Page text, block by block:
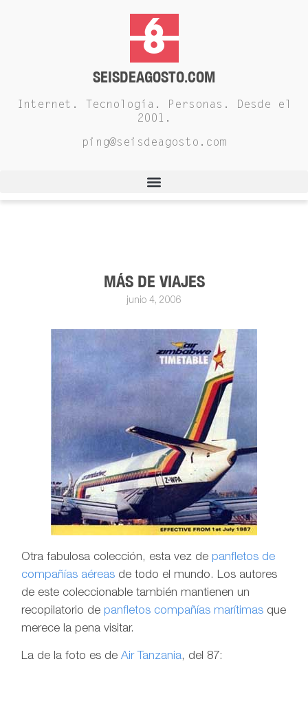
SEISDEAGOSTO.COM
Internet. Tecnología. Personas. Desde el
2001.
ping@seisdeagosto.com
MÁS DE VIAJES
junio 4, 2006
Otra fabulosa colección, esta vez de panfletos de
compañías aéreas de todo el mundo. Los autores
de este coleccionable también mantienen un
recopilatorio de panfletos compañías marí­timas que
merece la pena visitar.
La de la foto es deAir Tanzania, del 87: